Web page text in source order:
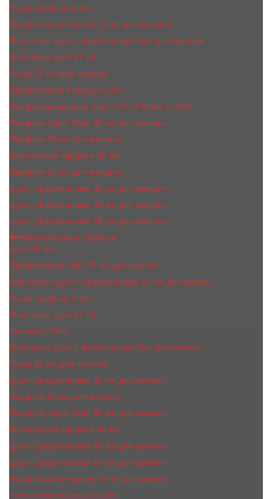
Ручка-парфюм 8 мл
Парфюмерное масло 10 ml для женщин
Масляные духи c феромонами 7мл для женщин
Масляные духи 17 ml
Ручка 15 мл для женщин
Парфюмерия Kreasyon 20ml
Парфюмированное масло 20 ml Made In UAE
Парфюм Apple Style 35 мл для женщин
Парфюм 30 мл для женщин
Компактный парфюм 40 мл
Парфюм 45 мл для женщин
Духи с феромонами 35 мл для женщин
Духи с феромонами 45 мл для женщин
Духи с феромонами 55 мл для женщин
Мужской мини парфюм
Духи 65 мл
Парфюмерия Vilily 25 мл для мужчин
Шариковые духи с феромонами 10 мл для мужчин
Ручка-парфюм 8 мл
Масляные духи 17 ml
Kreasyon 20ml
Масляные духи c феромонами 7мл для мужчин
Ручка 15 мл для мужчин
Духи с феромонами 35 мл для мужчин
Парфюм 30 мл для мужчин
Парфюм Apple Style 35 мл для мужчин
Компактный парфюм 40 мл
Духи с феромонами 45 мл для мужчин
Духи с феромонами 55 мл для мужчин
Парфюмерное масло 10 ml для мужчин
Ароматизированные свечи